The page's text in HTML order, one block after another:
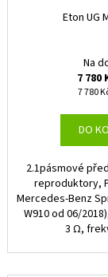
Eton UG
Na
7 780
Měrná
7 780
DO
2.1pásmové
reproduktory,
Mercedes-Benz
W910 od 06/
3 Ω,